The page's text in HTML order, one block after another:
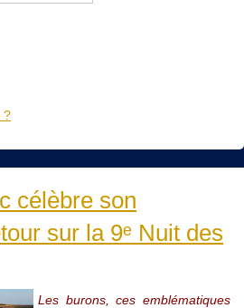
?
célèbre son
sur la 9ᵉ Nuit des
Les burons, ces emblématiques